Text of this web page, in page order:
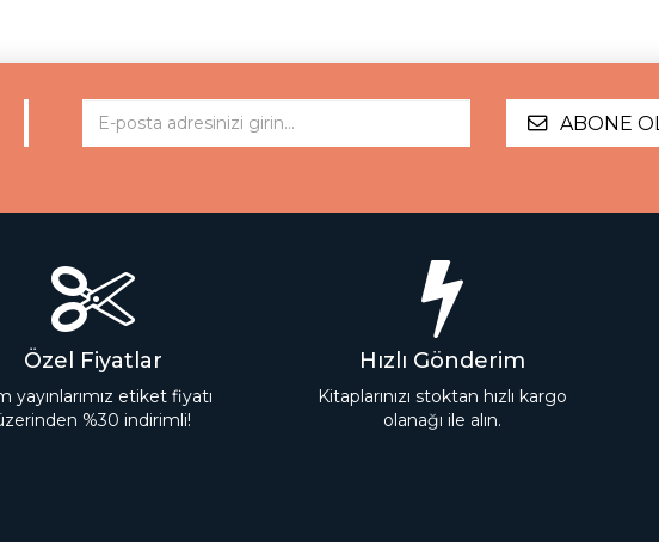
ABONE OL
Özel Fiyatlar
yayınlarımız etiket fiyatı
%30 indirimli!
Hızlı Gönderim
Kitaplarınızı stoktan hızlı kargo
olanağı ile alın.